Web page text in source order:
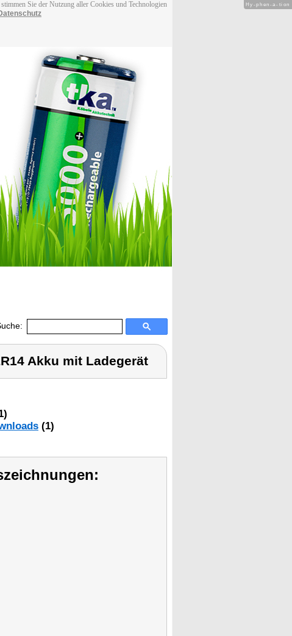
Sie der Nutzung aller Cookies und Technologien
Akku mit Ladegerät
(1)
Hy-phen-a-tion